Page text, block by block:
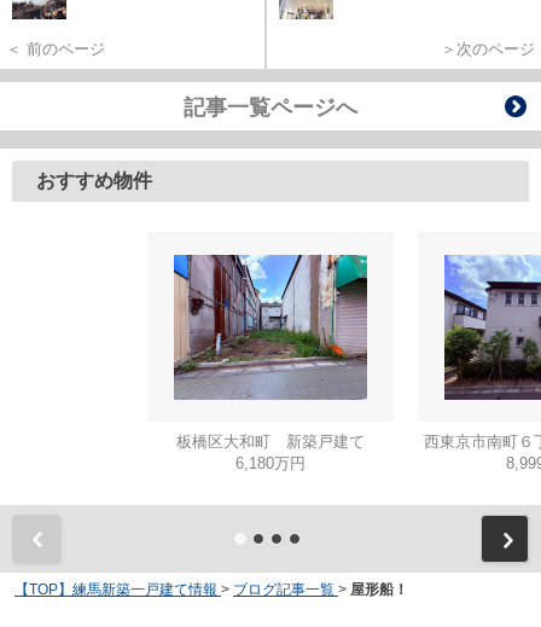
＜ 前のページ ＞次のページ
記事一覧ページへ
おすすめ物件
板橋区大和町 新築戸建て
6,180万円
西東京市南町
【TOP】練馬新築一戸建て情報 > ブログ記事一覧 > 屋形船！